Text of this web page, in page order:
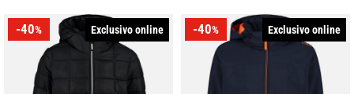
-40% Exclusivo online -40% Exclusivo online